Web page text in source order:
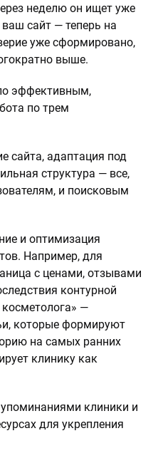
неделю он ищет уже
сайт — теперь на
уже сформировано,
выше.
эффективным,
по трем
сайта, адаптация под
структура — все,
и поисковым
и оптимизация
Например, для
с ценами, отзывами
контурной
—
которые формируют
на самых ранних
клинику как
клиники и
для укрепления